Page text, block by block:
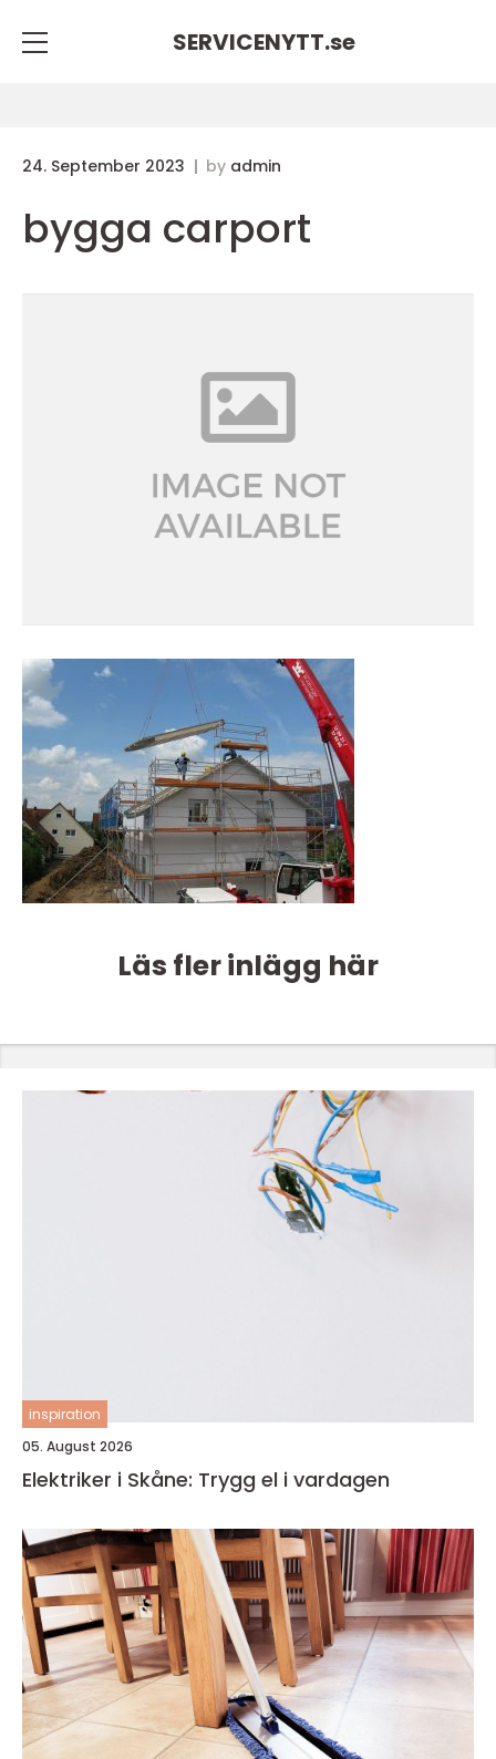
SERVICENYTT.se
24. September 2023 by admin
bygga carport
Läs fler inlägg här
inspiration
05. August 2026
Elektriker i Skåne: Trygg el i vardagen